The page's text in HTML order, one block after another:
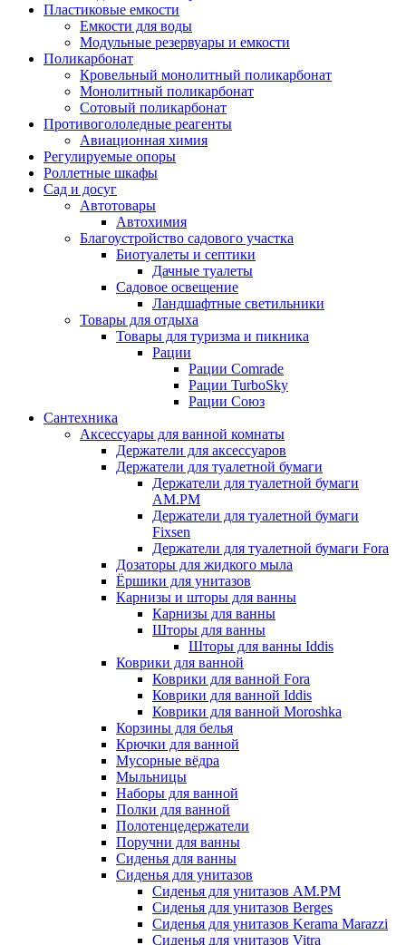
Пластиковые емкости
Емкости для воды
Модульные резервуары и емкости
Поликарбонат
Кровельный монолитный поликарбонат
Монолитный поликарбонат
Сотовый поликарбонат
Противогололедные реагенты
Авиационная химия
Регулируемые опоры
Роллетные шкафы
Сад и досуг
Автотовары
Автохимия
Благоустройство садового участка
Биотуалеты и септики
Дачные туалеты
Садовое освещение
Ландшафтные светильники
Товары для отдыха
Товары для туризма и пикника
Рации
Рации Comrade
Рации TurboSky
Рации Союз
Сантехника
Аксессуары для ванной комнаты
Держатели для аксессуаров
Держатели для туалетной бумаги
Держатели для туалетной бумаги
AM.PM
Держатели для туалетной бумаги
Fixsen
Держатели для туалетной бумаги Fora
Дозаторы для жидкого мыла
Ёршики для унитазов
Карнизы и шторы для ванны
Карнизы для ванны
Шторы для ванны
Шторы для ванны Iddis
Коврики для ванной
Коврики для ванной Fora
Коврики для ванной Iddis
Коврики для ванной Moroshka
Корзины для белья
Крючки для ванной
Мусорные вёдра
Мыльницы
Наборы для ванной
Полки для ванной
Полотенцедержатели
Поручни для ванны
Сиденья для ванны
Сиденья для унитазов
Сиденья для унитазов AM.PM
Сиденья для унитазов Berges
Сиденья для унитазов Kerama Marazzi
Сиденья для унитазов Vitra